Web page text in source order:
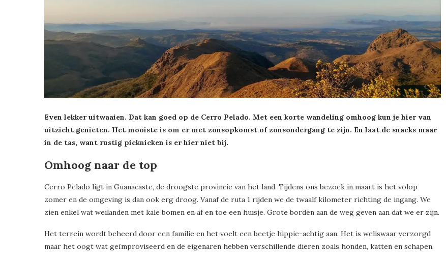
Even lekker uitwaaien. Dat kan goed op de Cerro Pelado. Met een korte wandeling omhoog kun je hier van
uitzicht genieten. Het mooiste is om er met zonsopkomst of zonsondergang te zijn. En laat de snacks maar
in de tas, want rustig picknicken is er hier niet bij.
Omhoog naar de top
Cerro Pelado ligt in Guanacaste, de droogste provincie van het land. Tijdens ons bezoek in maart is het volop
zomer en de omgeving is dan ook erg droog. Vanaf de ruta 1 rijden we de twaalf kilometer richting de ingang. We
zien enkel wat weilanden met kale bomen en af en toe een huisje. Grote borden aan de weg geven aan dat we er zijn.
Het terrein wordt beheerd door een familie en het voelt een beetje hippie-achtig aan. Het is weliswaar verzorgd
maar het oogt wat geïmproviseerd en de eigenaren hebben verschillende dieren zoals honden, katten en schapen.